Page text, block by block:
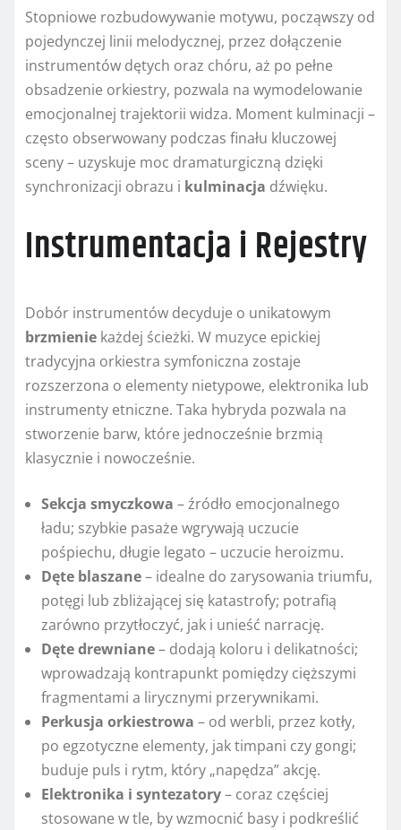
Stopniowe rozbudowywanie motywu, począwszy od
pojedynczej linii melodycznej, przez dołączenie
instrumentów dętych oraz chóru, aż po pełne
obsadzenie orkiestry, pozwala na wymodelowanie
emocjonalnej trajektorii widza. Moment kulminacji –
często obserwowany podczas finału kluczowej
sceny – uzyskuje moc dramaturgiczną dzięki
synchronizacji obrazu i kulminacja dźwięku.
Instrumentacja i Rejestry
Dobór instrumentów decyduje o unikatowym
brzmienie każdej ścieżki. W muzyce epickiej
tradycyjna orkiestra symfoniczna zostaje
rozszerzona o elementy nietypowe, elektronika lub
instrumenty etniczne. Taka hybryda pozwala na
stworzenie barw, które jednocześnie brzmią
klasycznie i nowocześnie.
Sekcja smyczkowa – źródło emocjonalnego
ładu; szybkie pasaże wgrywają uczucie
pośpiechu, długie legato – uczucie heroizmu.
Dęte blaszane– idealne do zarysowania triumfu,
potęgi lub zbliżającej się katastrofy; potrafią
zarówno przytłoczyć, jak i unieść narrację.
Dęte drewniane– dodają koloru i delikatności;
wprowadzają kontrapunkt pomiędzy cięższymi
fragmentami a lirycznymi przerywnikami.
Perkusja orkiestrowa – od werbli, przez kotły,
po egzotyczne elementy, jak timpani czy gongi;
buduje puls i rytm, który „napędza” akcję.
Elektronika i syntezatory– coraz częściej
stosowane w tle, by wzmocnić basy i podkreślić